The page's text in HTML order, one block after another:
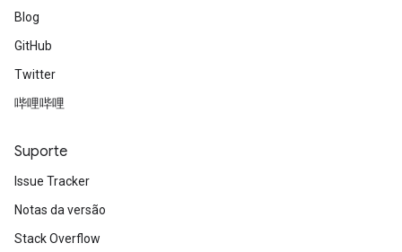
Blog
GitHub
Twitter
哔哩哔哩
Suporte
Issue Tracker
Notas da versão
Stack Overflow